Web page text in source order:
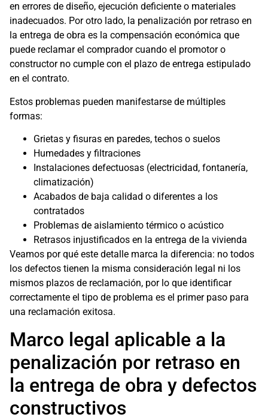
en errores de diseño, ejecución deficiente o materiales
inadecuados. Por otro lado, la penalización por retraso en
la entrega de obra es la compensación económica que
puede reclamar el comprador cuando el promotor o
constructor no cumple con el plazo de entrega estipulado
en el contrato.
Estos problemas pueden manifestarse de múltiples
formas:
Grietas y fisuras en paredes, techos o suelos
Humedades y filtraciones
Instalaciones defectuosas (electricidad, fontanería,
climatización)
Acabados de baja calidad o diferentes a los
contratados
Problemas de aislamiento térmico o acústico
Retrasos injustificados en la entrega de la vivienda
Veamos por qué este detalle marca la diferencia: no todos
los defectos tienen la misma consideración legal ni los
mismos plazos de reclamación, por lo que identificar
correctamente el tipo de problema es el primer paso para
una reclamación exitosa.
Marco legal aplicable a la
penalización por retraso en
la entrega de obra y defectos
constructivos